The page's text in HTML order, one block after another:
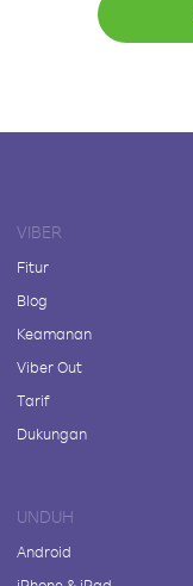
VIBER
Fitur
Blog
Keamanan
Viber Out
Tarif
Dukungan
UNDUH
Android